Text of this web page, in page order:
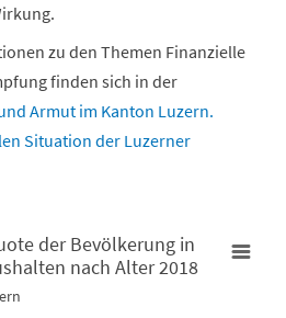
zu den Themen Finanzielle
finden sich in der
Armut im Kanton Luzern.
Situation der Luzerner
in Privathaushalten nach Alter
der Bevölkerung in
nach Alter 2018